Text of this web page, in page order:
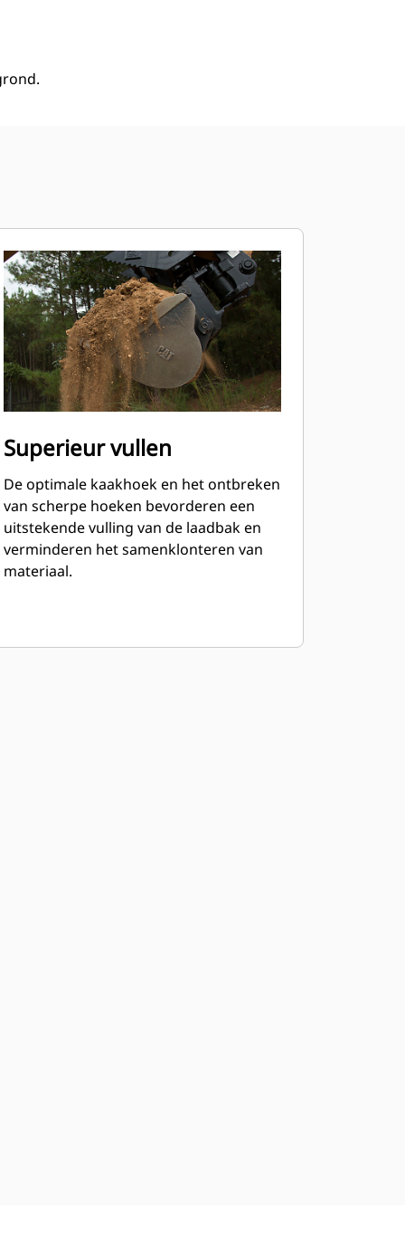
Superieur vullen
De optimale kaakhoek en het ontbreken
van scherpe hoeken bevorderen een
uitstekende vulling van de laadbak en
verminderen het samenklonteren van
materiaal.